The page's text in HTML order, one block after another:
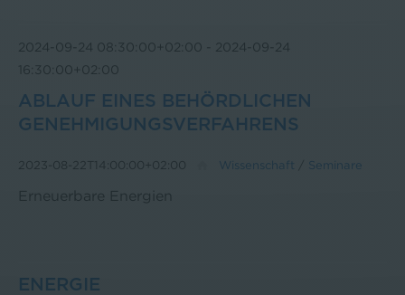
2024-09-24 08:30:00+02:00
2024-09-24
16:30:00+02:00
ABLAUF EINES BEHÖRDLICHEN
GENEHMIGUNGSVERFAHRENS
2023-08-22T14:00:00+02:00 Wissenschaft Seminare
Erneuerbare Energien
ENERGIE